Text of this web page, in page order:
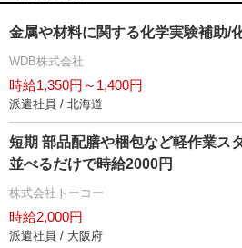
金属や材料に関する化学実験補助/
WDB株式会社
時給1,350円～1,400円
派遣社員 / 北海道
短期 部品配膳や梱包など軽作業ス
並べるだけで時給2000円
株式会社トーコー
時給2,000円
派遣社員 / 大阪府